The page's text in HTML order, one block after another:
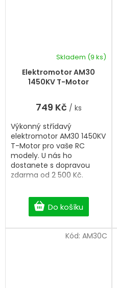
Elektromotor AM30
1450KV T-Motor
Skladem (9 ks)
749 Kč / ks
Do košíku
Výkonný střídavý
elektromotor AM30 1450KV
T-Motor pro vaše RC
modely. U nás ho
dostanete s dopravou
zdarma od 2 500 Kč.
Kód: AM30C